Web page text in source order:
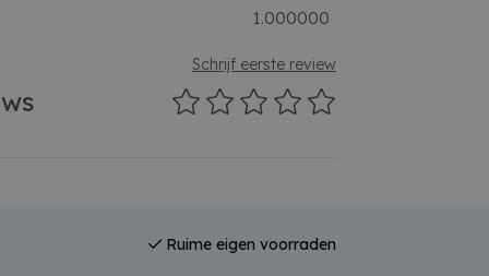
1.000000
Schrijf eerste review
Ruime eigen voorraden